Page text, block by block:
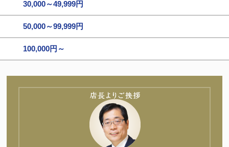
30,000～49,999円
50,000～99,999円
100,000円～